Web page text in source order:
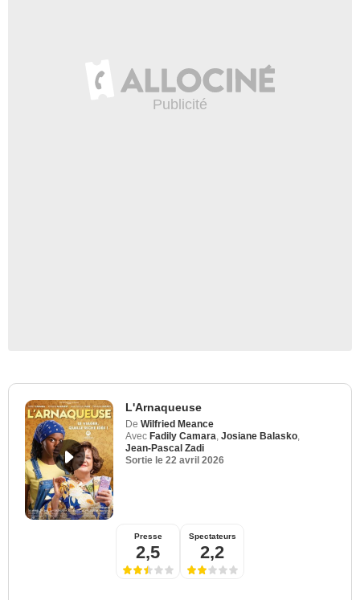
L'Arnaqueuse
De Wilfried Meance
Avec Fadily Camara Josiane Balasko
Jean-Pascal Zadi
Sortie le 22 avril 2026
Presse
2,5
Spectateurs
2,2